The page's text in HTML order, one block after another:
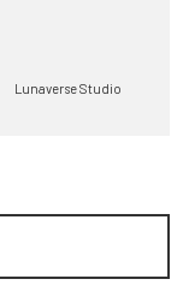
Lunaverse Studio